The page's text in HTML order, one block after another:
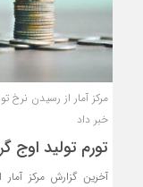
خبر داد
تورم تولید اوج
آخرین گزارش مرکز